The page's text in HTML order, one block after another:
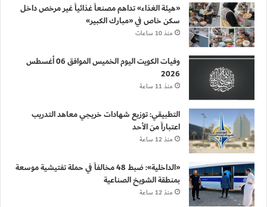
«هيئة الغذاء» تداهم مصنعاً غذائياً غير مرخص داخل
سكن خاص في «مبارك الكبير»
منذ 10 ساعات
وفيات الكويت اليوم الخميس الموافق 06 أغسطس
2026
منذ 11 ساعة
التطبيقي: توزيع شهادات خريجي معاهد التدريب
اعتباراً من الأحد
منذ 12 ساعة
«الداخلية»: ضبط 48 مخالفاً في حملة تفتيشية موسعة
بمنطقة الشويخ الصناعية
منذ 12 ساعة